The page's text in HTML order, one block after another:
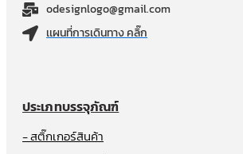
odesignlogo@gmail.com
เเผนที่การเดินทาง คลิ๊ก
ประเภทบรรจุภัณฑ์
- สติ๊กเกอร์สินค้า